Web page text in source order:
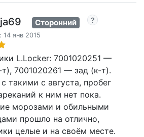
Сторонний
14 янв 2015
L.Locker: 7001020251 —
т), 7001020261 — зад (к-т).
такими с августа, пробег
к ним нет пока.
морозами и обильными
прошло на отлично,
целые и на своём месте.